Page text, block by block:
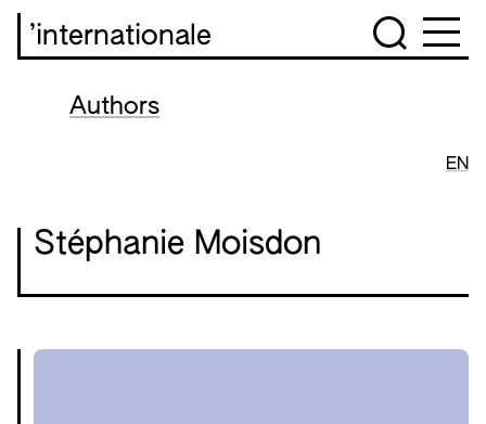
’internationale
Authors
EN
Stéphanie Moisdon